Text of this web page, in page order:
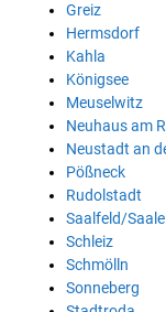
Greiz
Hermsdorf
Kahla
Königsee
Meuselwitz
Neuhaus am
Neustadt an
Pößneck
Rudolstadt
Saalfeld/Saale
Schleiz
Schmölln
Sonneberg